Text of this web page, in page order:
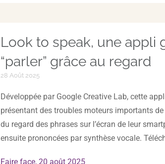
Look to speak, une appli
“parler” grâce au regard
28 Août 2025
Développée par Google Creative Lab, cette
présentant des troubles moteurs importants
du regard des phrases sur l’écran de leur
ensuite prononcées par synthèse vocale.
Faire face, 20 août 2025